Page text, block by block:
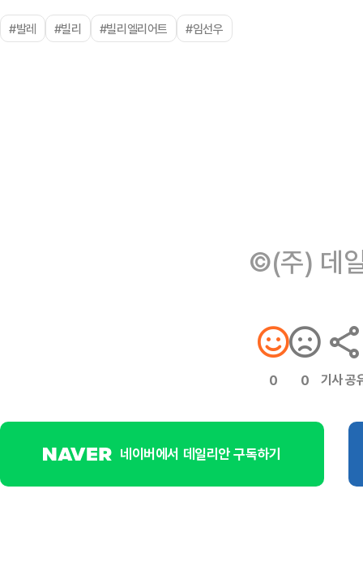
#발레 #빌리 #빌리엘리어트 #임선우
©(주) 데
0 0 기사 공
네이버에서 데일리안 구독하기